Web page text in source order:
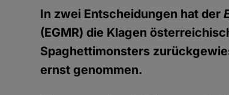
In zwei Entscheidungen hat der
(EGMR) die Klagen
Spaghettimonsters
ernst genommen.